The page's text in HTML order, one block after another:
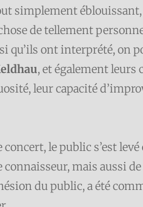
simplement
de tellement
qu’ils ont interprété, on
, et également leurs
leur capacité
concert, le public s’est levé
connaisseur, mais aussi
du public, a été